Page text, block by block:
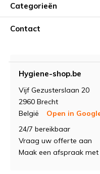
Categorieën
Contact
Hygiene-shop.be
Vijf Gezusterslaan 20
2960 Brecht
België
Open in
24/7 bereikbaar
Vraag uw offerte aan
Maak een afspraak met